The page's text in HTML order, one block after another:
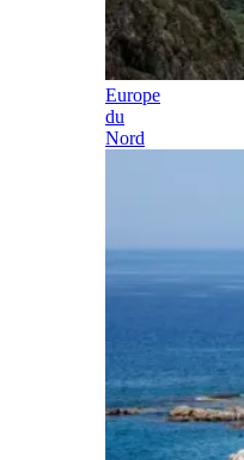
Europe
du
Nord